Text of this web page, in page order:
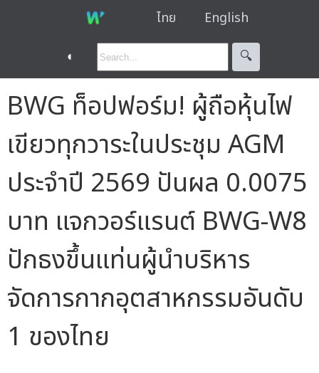
ไทย English
◐ 🔍︎
BWG ท็อปฟอร์ม! ผู้ถือหุ้นไฟ
เขียวทุกวาระในประชุม AGM
ประจำปี 2569 ปันผล 0.0075
บาท แจกวอร์แรนต์ BWG-W8
ปักธงขึ้นแท่นผู้นำบริหาร
จัดการกากอุตสาหกรรมอันดับ
1 ของไทย